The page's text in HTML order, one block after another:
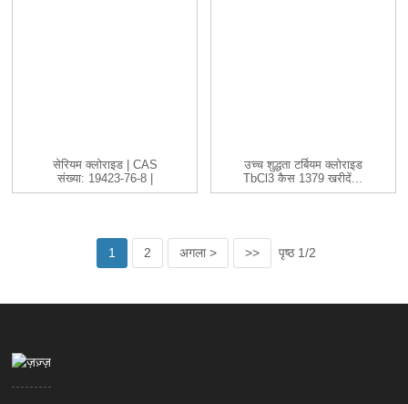
सेरियम क्लोराइड | CAS
संख्या: 19423-76-8 |
CeCl3 |...
उच्च शुद्धता टर्बियम क्लोराइड
TbCl3 कैस 1379 खरीदें...
1 2 अगला > >> पृष्ठ 1/2